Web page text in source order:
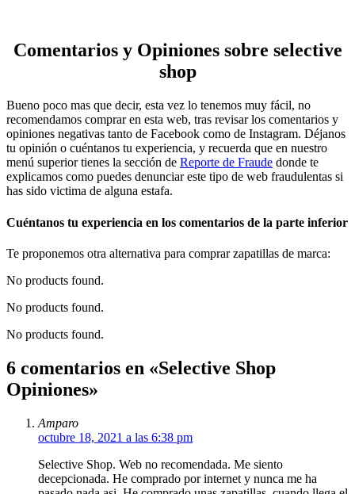
Comentarios y Opiniones sobre selective
shop
Bueno poco mas que decir, esta vez lo tenemos muy fácil, no
recomendamos comprar en esta web, tras revisar los comentarios y
opiniones negativas tanto de Facebook como de Instagram. Déjanos
tu opinión o cuéntanos tu experiencia, y recuerda que en nuestro
menú superior tienes la sección de Reporte de Fraude donde te
explicamos como puedes denunciar este tipo de web fraudulentas si
has sido victima de alguna estafa.
Cuéntanos tu experiencia en los comentarios de la parte inferior
Te proponemos otra alternativa para comprar zapatillas de marca:
No products found.
No products found.
No products found.
6 comentarios en «Selective Shop
Opiniones»
Amparo
octubre 18, 2021 a las 6:38 pm
Selective Shop. Web no recomendada. Me siento
decepcionada. He comprado por internet y nunca me ha